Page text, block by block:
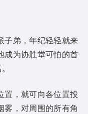
子弟，年纪轻轻就来
成为协胜堂可怕的首
置，就可向各位置投
雾，对周围的所有角